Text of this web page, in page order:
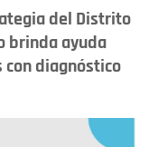
del Distrito
brinda ayuda
con diagnóstico